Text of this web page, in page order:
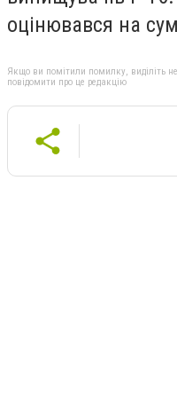
оцінювався на
Якщо ви помітили помилку, виділіть
повідомити про це редакцію